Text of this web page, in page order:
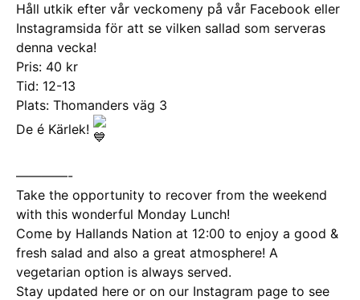
Håll utkik efter vår veckomeny på vår Facebook eller
Instagramsida för att se vilken sallad som serveras
denna vecka!
Pris: 40 kr
Tid: 12-13
Plats: Thomanders väg 3
De é Kärlek!
————-
Take the opportunity to recover from the weekend
with this wonderful Monday Lunch!
Come by Hallands Nation at 12:00 to enjoy a good &
fresh salad and also a great atmosphere! A
vegetarian option is always served.
Stay updated here or on our Instagram page to see